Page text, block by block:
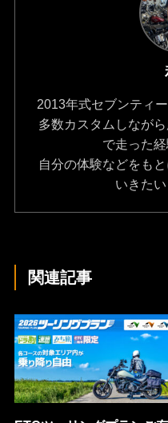
2013年式セブンティ
多数カスタムしなが
で走った
自分の体験などをも
いきたい
関連記事